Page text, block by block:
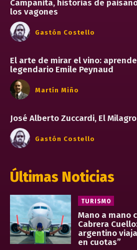
Campanita, historias de
los vagones
Gastón Costello
El arte de mirar el vino:
legendario Emile Peynaud
Martín Miño
José Alberto Zuccardi, El
Gastón Costello
Últimas Noticias
TURISMO
Mano a mano
Cabrera
argentino
en cuotas”